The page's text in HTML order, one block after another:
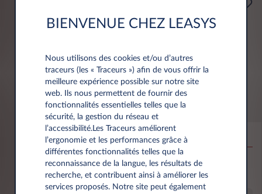
Prime Éco 159€
par mois HT
3.500 € HT
Citroën Ë-C3 Aircross
53KWH EXTENDED RANGE MAX
10,000 km* 36 mois Électrique 0 g/km
kWh/100 km
BIENVENUE CHEZ LEASYS
Nous utilisons des cookies et/ou d’autres
traceurs (les « Traceurs ») afin de vous offrir la
meilleure expérience possible sur notre site
web. Ils nous permettent de fournir des
fonctionnalités essentielles telles que la
sécurité, la gestion du réseau et
l’accessibilité.Les Traceurs améliorent
l’ergonomie et les performances grâce à
différentes fonctionnalités telles que la
reconnaissance de la langue, les résultats de
recherche, et contribuent ainsi à améliorer les
services proposés. Notre site peut également